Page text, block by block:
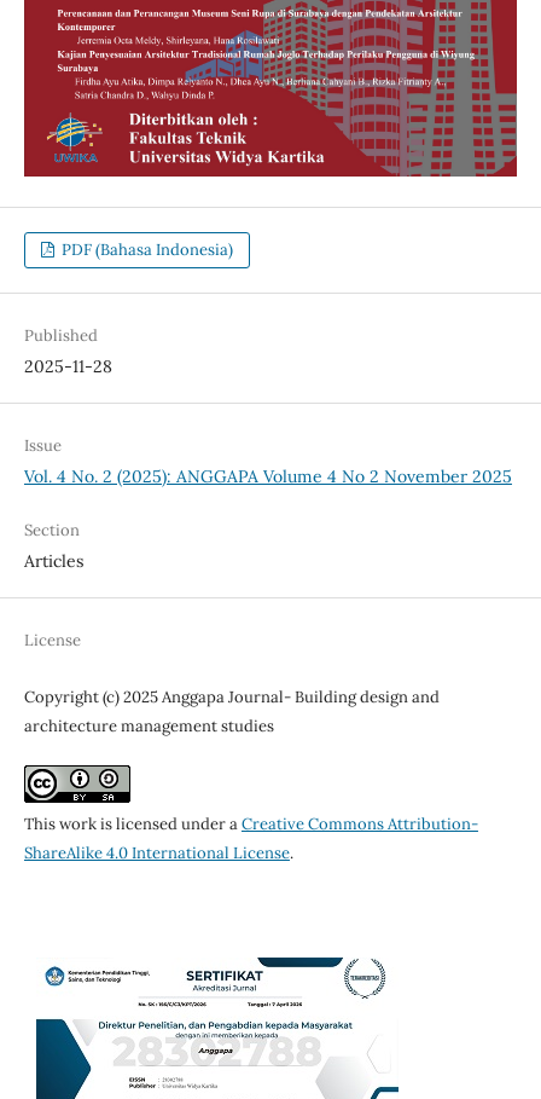
PDF (Bahasa Indonesia)
Published
2025-11-28
Issue
Vol. 4 No. 2 (2025): ANGGAPA Volume 4 No 2 November 2025
Section
Articles
License
Copyright (c) 2025 Anggapa Journal- Building design and
architecture management studies
This work is licensed under aCreative Commons Attribution-
ShareAlike 4.0 International License.